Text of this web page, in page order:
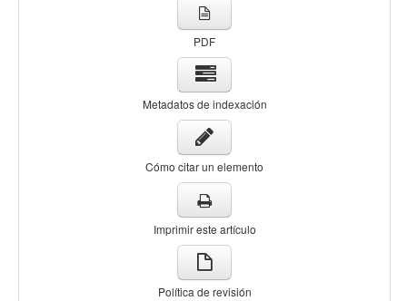
PDF
Metadatos de indexación
Cómo citar un elemento
Imprimir este artículo
Política de revisión